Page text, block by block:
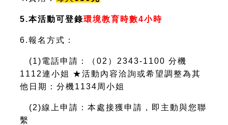
5.本活動可登錄環境教育時數4小時
6.報名方式：
(1)電話申請：（02）2343-1100 分機
1112連小姐 ★活動內容洽詢或希望調整為其
他日期
：分機1134周小姐
(2)線上申請：本處接獲申請，即主動與您聯
繫